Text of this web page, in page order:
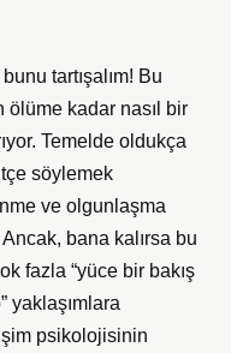
tartışalım! Bu
ölüme kadar nasıl bir
Temelde oldukça
söylemek
ve olgunlaşma
bana kalırsa bu
fazla “yüce bir bakış
yaklaşımlara
psikolojisinin